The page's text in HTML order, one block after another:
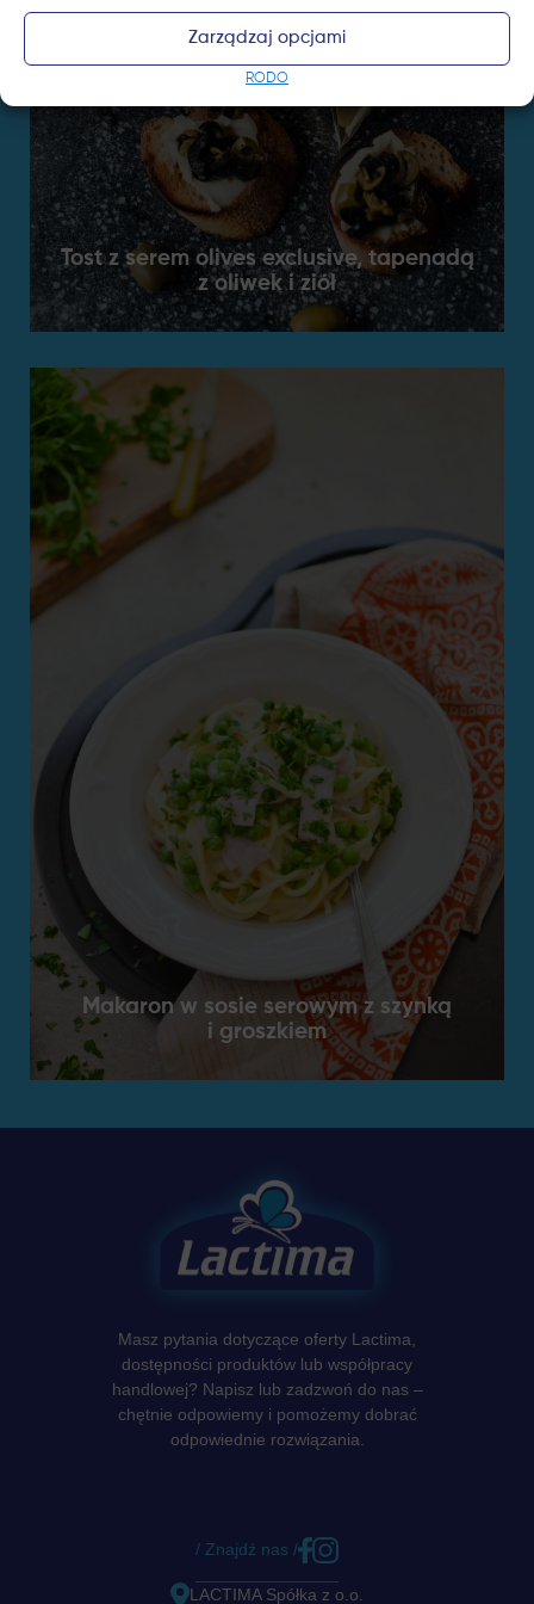
Zarządzaj opcjami
RODO
Tost z serem olives exclusive, tapenadą
z oliwek i ziół
Makaron w sosie serowym z szynką
i groszkiem
Masz pytania dotyczące oferty Lactima,
dostępności produktów lub współpracy
handlowej? Napisz lub zadzwoń do nas –
chętnie odpowiemy i pomożemy dobrać
odpowiednie rozwiązania.
/ Znajdź nas /
LACTIMA Spółka z o.o.